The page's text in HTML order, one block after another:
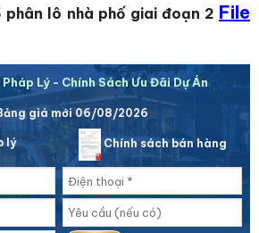
phân lô nhà phố giai đoạn 2 File
Lý - Chính Sách Ưu Đãi Dự Án
giá mới 06/08/2026
lý Chính sách bán hàng